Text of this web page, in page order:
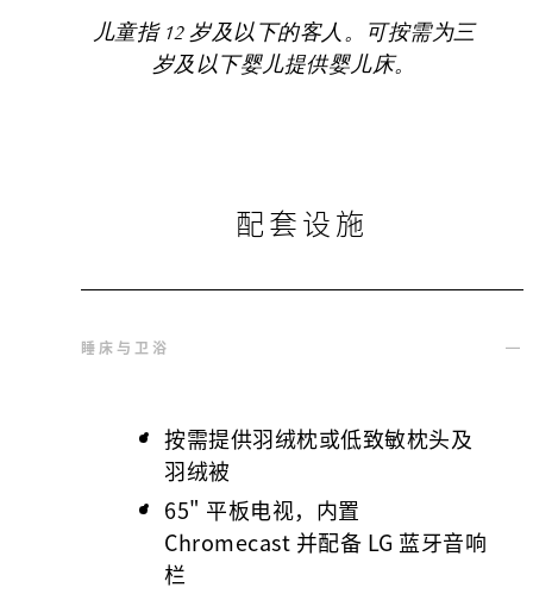
儿童指 12 岁及以下的客人。可按需为三
岁及以下婴儿提供婴儿床。
配套设施
睡床与卫浴
按需提供羽绒枕或低致敏枕头及
羽绒被
65" 平板电视，内置
Chromecast 并配备 LG 蓝牙音响
栏